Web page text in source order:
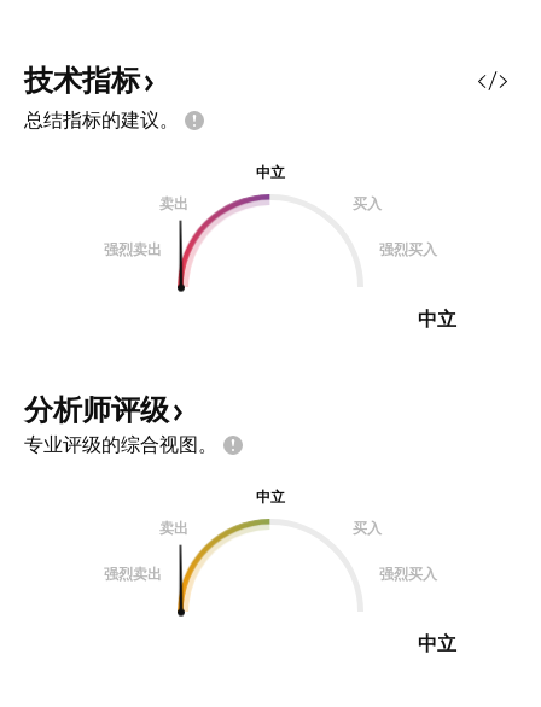
技术指标
总结指标的建议。
中立
卖出
买入
强烈卖出 强烈买入
中立
分析师评级
专业评级的综合视图。
中立
卖出
买入
强烈卖出 强烈买入
中立